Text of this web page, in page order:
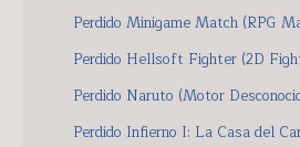
Perdido Minigame Match (RPG
Perdido Hellsoft Fighter (2D
Perdido Naruto (Motor
Perdido Infierno I: La Casa del